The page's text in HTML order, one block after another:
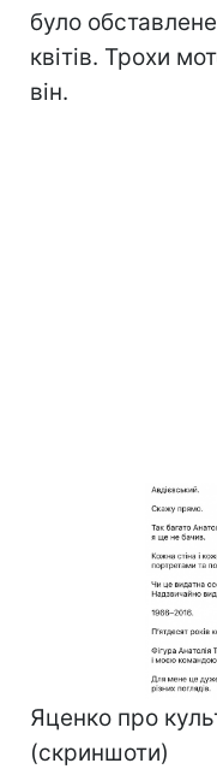
було
квітів. Трохи
він.
Яценко про
(скриншоти)